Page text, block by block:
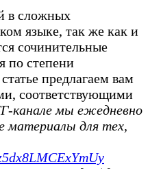
в сложных
языке, так же как и
сочинительные
по степени
предлагаем вам
соответствующими
канале мы ежедневно
материалы для тех,